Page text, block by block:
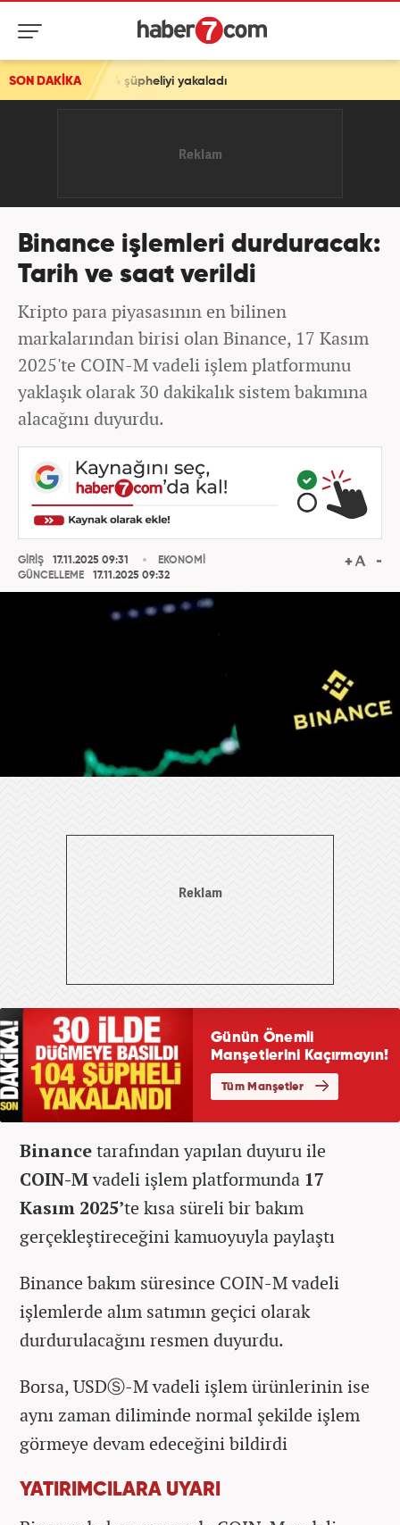
SON DAKİKA
104 şüpheliyi yakaladı
Binance işlemleri durduracak:
Tarih ve saat verildi
Kripto para piyasasının en bilinen
markalarından birisi olan Binance, 17 Kasım
2025'te COIN-M vadeli işlem platformunu
yaklaşık olarak 30 dakikalık sistem bakımına
alacağını duyurdu.
GİRİŞ
17.11.2025 09:31
GÜNCELLEME
17.11.2025 09:32
EKONOMİ
Binancetarafından yapılan duyuru ile
COIN-Mvadeli işlem platformunda 17
Kasım 2025’te kısa süreli bir bakım
gerçekleştireceğini kamuoyuyla paylaştı
Binance bakım süresince COIN-M vadeli
işlemlerde alım satımın geçici olarak
durdurulacağını resmen duyurdu.
Borsa, USDⓈ-M vadeli işlem ürünlerinin ise
aynı zaman diliminde normal şekilde işlem
görmeye devam edeceğini bildirdi
YATIRIMCILARA UYARI